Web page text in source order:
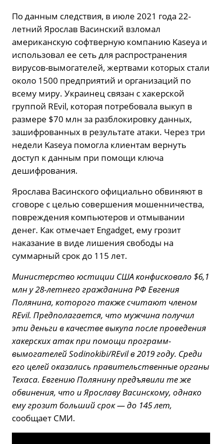
По данным следствия, в июле 2021 года 22-
летний Ярослав Васинский взломал
американскую софтверную компанию Kaseya и
использовал ее сеть для распространения
вирусов-вымогателей, жертвами которых стали
около 1500 предприятий и организаций по
всему миру. Украинец связан с хакерской
группой REvil, которая потребовала выкуп в
размере $70 млн за разблокировку данных,
зашифрованных в результате атаки. Через три
недели Kaseya помогла клиентам вернуть
доступ к данным при помощи ключа
дешифрования.
Ярослава Васинского официально обвиняют в
сговоре с целью совершения мошенничества,
повреждения компьютеров и отмывании
денег. Как отмечает Engadget, ему грозит
наказание в виде лишения свободы на
суммарный срок до 115 лет.
Министерство юстиции США конфисковало $6,1
млн у 28-летнего гражданина РФ Евгения
Полянина, которого также считают членом
REvil. Предполагается, что мужчина получил
эти деньги в качестве выкупа после проведения
хакерских атак при помощи программ-
вымогателей Sodinokibi/REvil в 2019 году. Среди
его целей оказались правительственные органы
Техаса. Евгению Полянину предъявили те же
обвинения, что и Ярославу Васинскому, однако
ему грозит больший срок — до 145 лет,
сообщает СМИ.